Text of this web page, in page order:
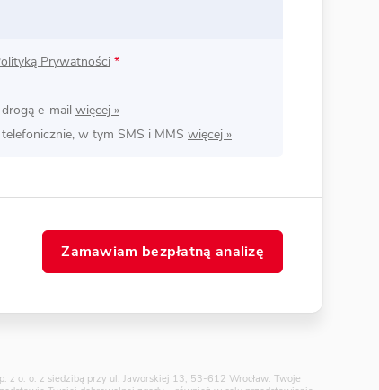
Prywatności *
e-mail
w tym SMS i MMS
Zamawiam bezpłatną analizę
z o. o. z siedzibą przy ul. Jaworskiej 13, 53-612 Wrocław. Twoje